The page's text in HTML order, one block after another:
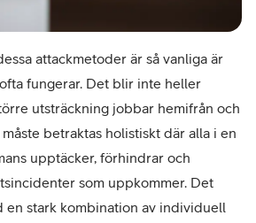
attackmetoder är så vanliga är
fungerar. Det blir inte heller
utsträckning jobbar hemifrån och
betraktas holistiskt där alla i en
upptäcker, förhindrar och
som uppkommer. Det
en stark kombination av individuell